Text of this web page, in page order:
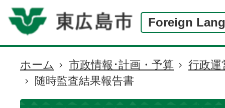
Foreign
現
在
の
ホーム 市政情報･計画・予算
行政運
随時監査結果報告書